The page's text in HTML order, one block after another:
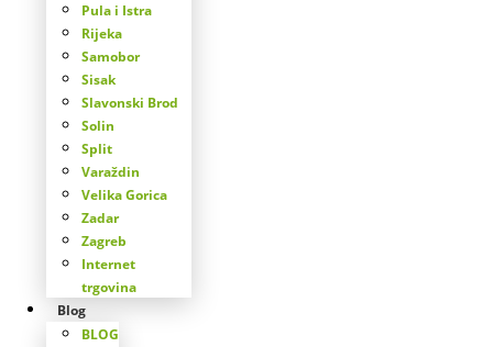
Pula i Istra
Rijeka
Samobor
Sisak
Slavonski Brod
Solin
Split
Varaždin
Velika Gorica
Zadar
Zagreb
Internet
trgovina
Blog
BLOG